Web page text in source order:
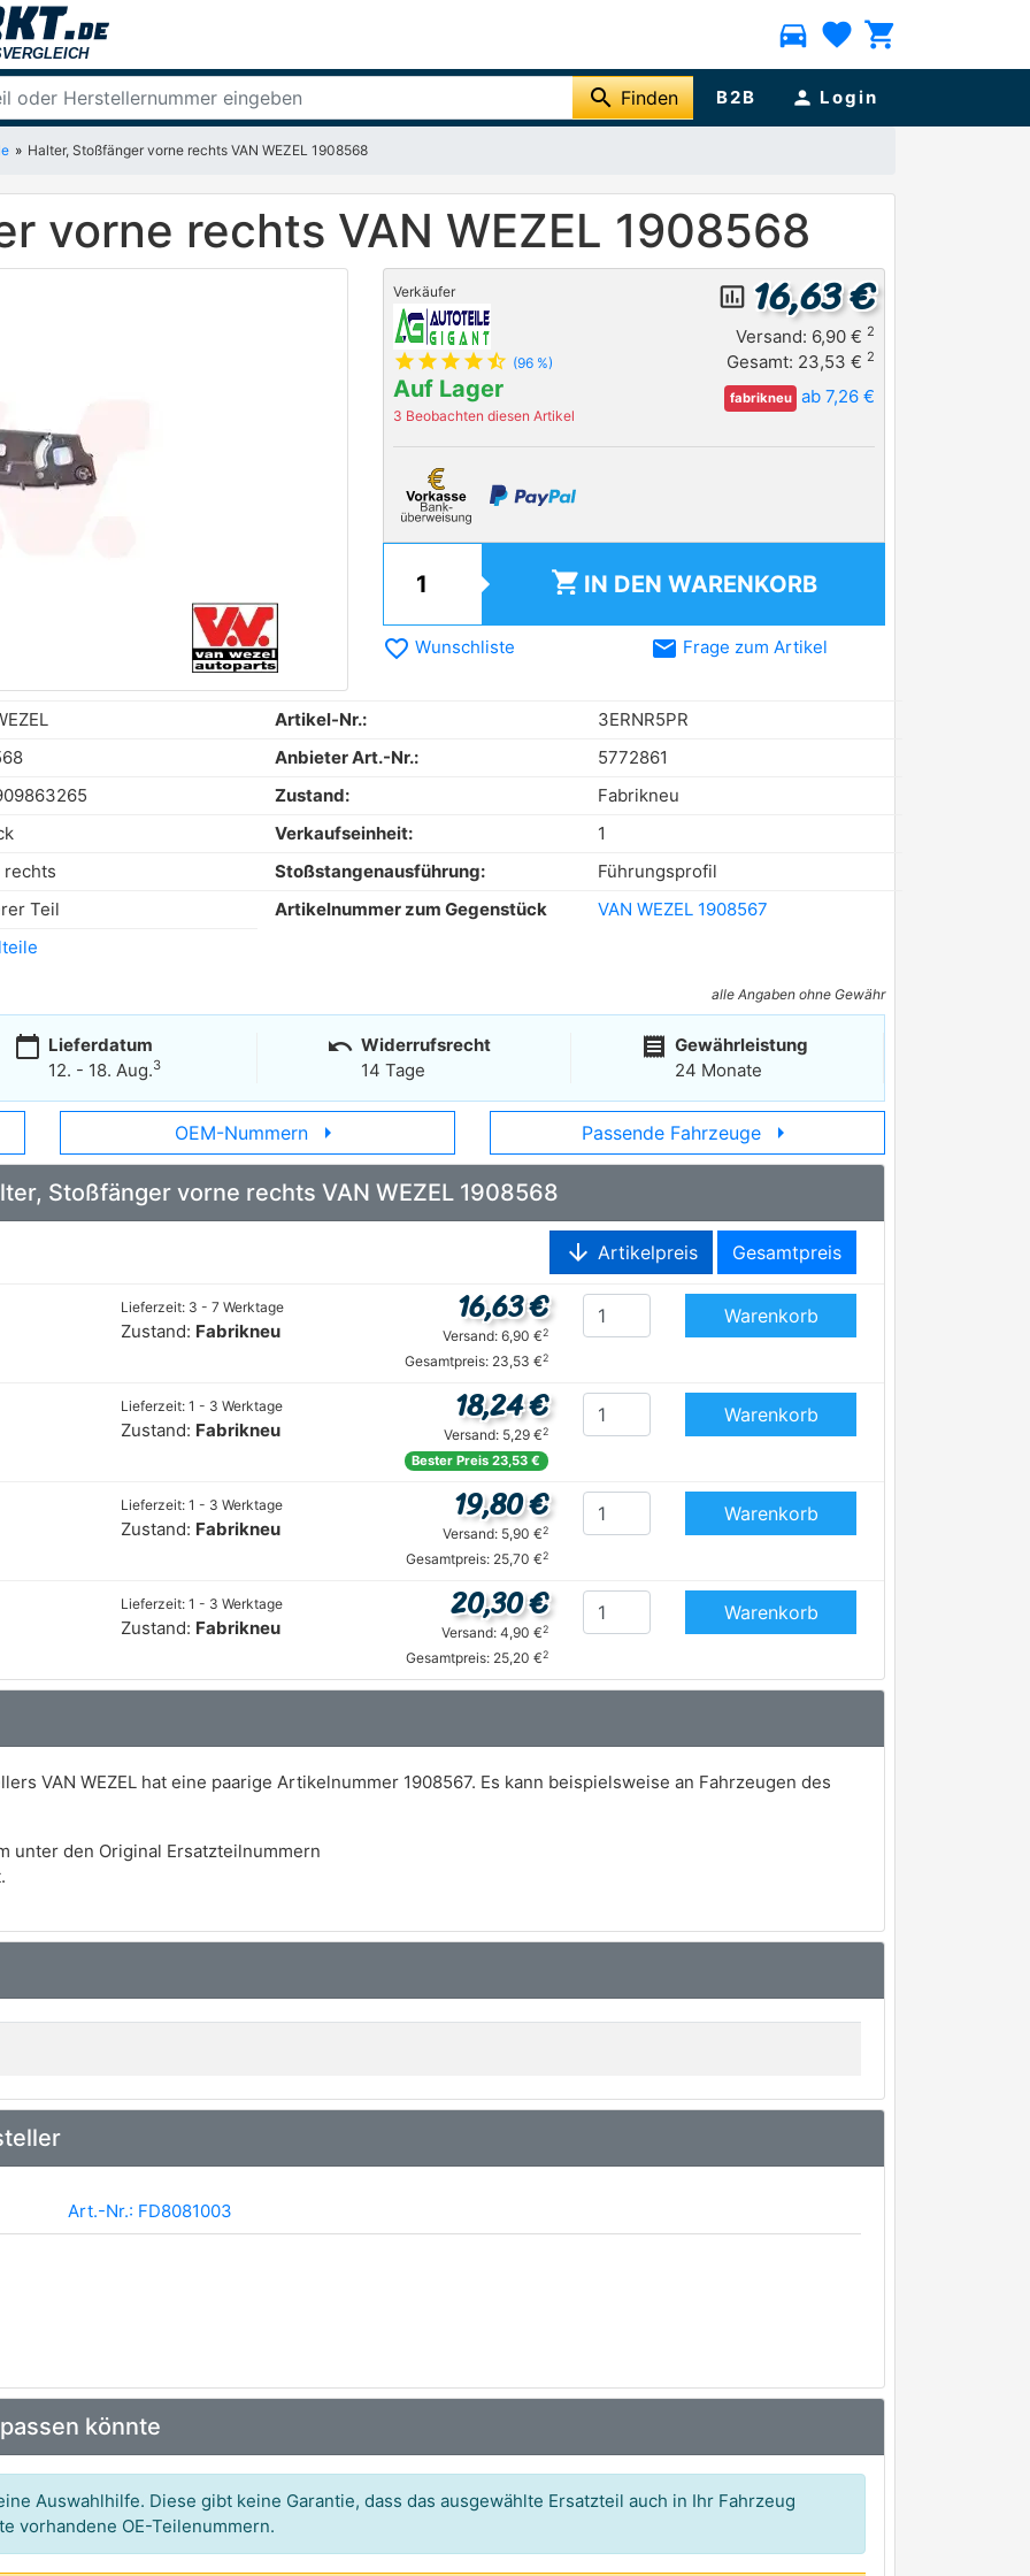
directions_car favorite shopping_cart
search Finden B2B person Login
Halter, Stoßfänger vorne rechts VAN WEZEL 1908568
vorne rechts VAN WEZEL 1908568
Verkäufer
star star star star star_half (96 %)
Auf Lager
3 Beobachten diesen Artikel
insert_chart_outlined 16,63 €
Versand: 6,90 € 2
Gesamt: 23,53 € 2
fabrikneu ab 7,26 €
shopping_cart IN DEN WARENKORB
favorite_border Wunschliste email Frage zum Artikel
Artikel-Nr.:
3ERNR5PR
Anbieter Art.-Nr.:
5772861
Zustand:
Fabrikneu
Verkaufseinheit:
1
rechts Stoßstangenausführung:
Führungsprofil
Teil Artikelnummer zum Gegenstück
VAN WEZEL 1908567
alle Angaben ohne Gewähr
calendar_today Lieferdatum
12. - 18. Aug.3
undo Widerrufsrecht
14 Tage
receipt Gewährleistung
24 Monate
OEM-Nummern arrow_right Passende Fahrzeuge arrow_right
Stoßfänger vorne rechts VAN WEZEL 1908568
arrow_downward Artikelpreis Gesamtpreis
Lieferzeit: 3 - 7 Werktage
Zustand: Fabrikneu
16,63 €
Versand: 6,90 €2
Gesamtpreis: 23,53 €2
Warenkorb
Lieferzeit: 1 - 3 Werktage
Zustand: Fabrikneu
18,24 €
Versand: 5,29 €2
Bester Preis 23,53 €
Warenkorb
Lieferzeit: 1 - 3 Werktage
Zustand: Fabrikneu
19,80 €
Versand: 5,90 €2
Gesamtpreis: 25,70 €2
Warenkorb
Lieferzeit: 1 - 3 Werktage
Zustand: Fabrikneu
20,30 €
Versand: 4,90 €2
Gesamtpreis: 25,20 €2
Warenkorb
VAN WEZEL hat eine paarige Artikelnummer 1908567. Es kann beispielsweise an Fahrzeugen des
unter den Original Ersatzteilnummern
Art.-Nr.: FD8081003
könnte
Auswahlhilfe. Diese gibt keine Garantie, dass das ausgewählte Ersatzteil auch in Ihr Fahrzeug
vorhandene OE-Teilenummern.